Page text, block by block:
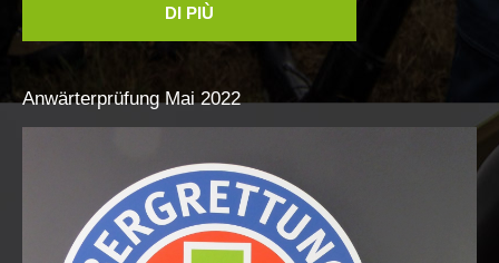
DI PIÙ
Anwärterprüfung Mai 2022